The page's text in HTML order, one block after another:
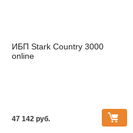
ИБП Stark Country 3000
online
47 142 pуб.